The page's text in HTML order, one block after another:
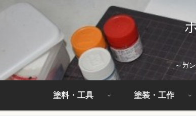
～ガ
塗料・工具 塗装・工作